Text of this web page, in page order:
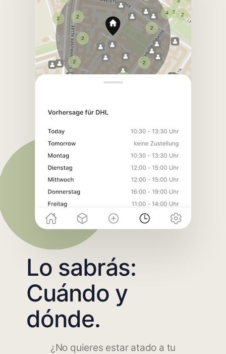
Lo sabrás:
Cuándo y
dónde.
¿No quieres estar atado a tu